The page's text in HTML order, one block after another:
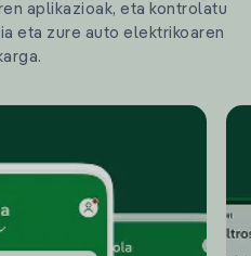
aplikazioak, eta kontrolatu
eta zure auto elektrikoaren